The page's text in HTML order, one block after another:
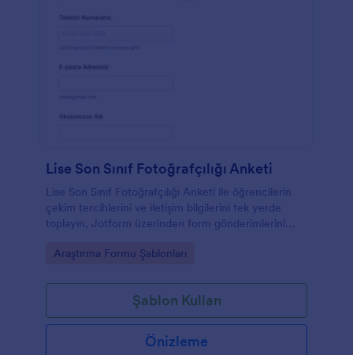
Lise Son Sınıf Fotoğrafçılığı Anketi
Lise Son Sınıf Fotoğrafçılığı Anketi ile öğrencilerin
çekim tercihlerini ve iletişim bilgilerini tek yerde
toplayın, Jotform üzerinden form gönderimlerini
kolay planlayın.
Go to Category:
Araştırma Formu Şablonları
Şablon Kullan
Önizleme